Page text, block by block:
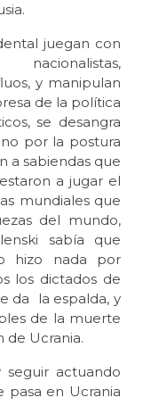
juegan con
nacionalistas,
y manipulan
de la política
se desangra
por la postura
a sabiendas que
a jugar el
mundiales que
del mundo,
sabía que
hizo nada por
los dictados de
da la espalda, y
de la muerte
de Ucrania.
actuando
pasa en Ucrania